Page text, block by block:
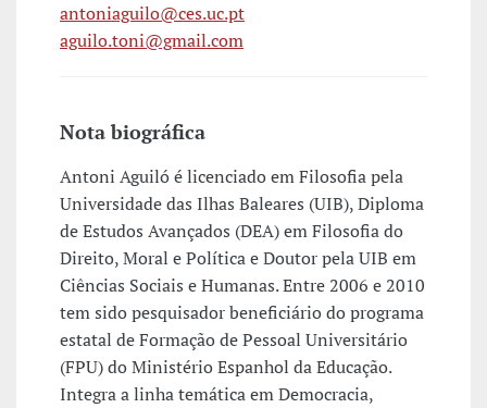
antoniaguilo@ces.uc.pt
aguilo.toni@gmail.com
Nota biográfica
Antoni Aguiló é licenciado em Filosofia pela
Universidade das Ilhas Baleares (UIB), Diploma
de Estudos Avançados (DEA) em Filosofia do
Direito, Moral e Política e Doutor pela UIB em
Ciências Sociais e Humanas. Entre 2006 e 2010
tem sido pesquisador beneficiário do programa
estatal de Formação de Pessoal Universitário
(FPU) do Ministério Espanhol da Educação.
Integra a linha temática em Democracia,